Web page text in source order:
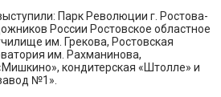
Парк Революции г. Ростова-
России Ростовское областное
им. Грекова, Ростовская
им. Рахманинова,
кондитерская «Штолле» и
№1».